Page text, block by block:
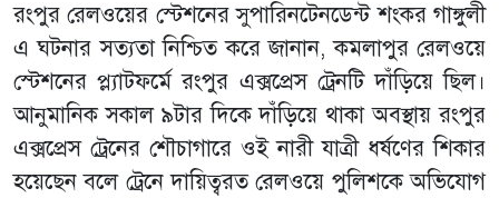
রংপুর রেলওয়ের স্টেশনের সুপারিনটেনডেন্ট শংকর গাঙ্গুলী
এ ঘটনার সত্যতা নিশ্চিত করে জানান, কমলাপুর রেলওয়ে
স্টেশনের প্ল্যাটফর্মে রংপুর এক্সপ্রেস ট্রেনটি দাঁড়িয়ে ছিল।
আনুমানিক সকাল ৯টার দিকে দাঁড়িয়ে থাকা অবস্থায় রংপুর
এক্সপ্রেস ট্রেনের শৌচাগারে ওই নারী যাত্রী ধর্ষণের শিকার
হয়েছেন বলে ট্রেনে দায়িত্বরত রেলওয়ে পুলিশকে অভিযোগ